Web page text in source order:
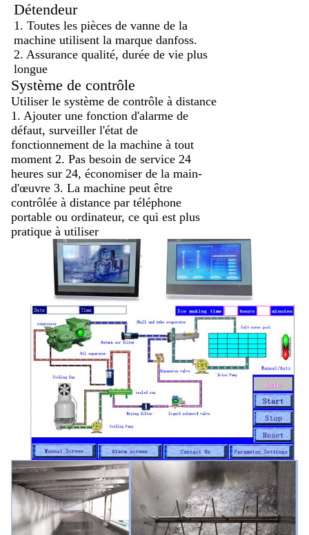
Détendeur
1. Toutes les pièces de vanne de la
machine utilisent la marque danfoss.
2. Assurance qualité, durée de vie plus
longue
Système de contrôle
Utiliser le système de contrôle à distance
1. Ajouter une fonction d'alarme de
défaut, surveiller l'état de
fonctionnement de la machine à tout
moment 2. Pas besoin de service 24
heures sur 24, économiser de la main-
d'œuvre 3. La machine peut être
contrôlée à distance par téléphone
portable ou ordinateur, ce qui est plus
pratique à utiliser